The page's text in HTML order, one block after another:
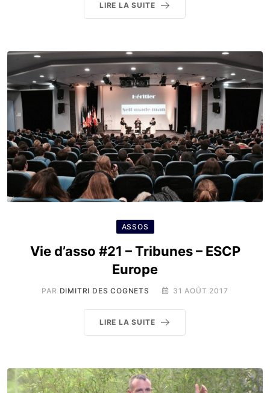
LIRE LA SUITE
ASSOS
Vie d’asso #21 – Tribunes – ESCP
Europe
PAR DIMITRI DES COGNETS 31 AOÛT 2017
LIRE LA SUITE